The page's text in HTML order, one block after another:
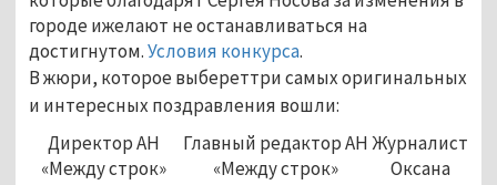
городе ижелают не останавливаться на
достигнутом.Условия конкурса.
В жюри, которое выбереттри самых оригинальных
и интересных поздравления вошли:
Директор АН
«Между строк»
Главный редактор АН
«Между строк»
Журналист
Оксана